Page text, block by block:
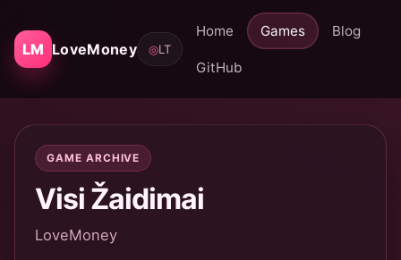
LM LoveMoney
Home Games Blog
GitHub
◎LT
GAME ARCHIVE
Visi Žaidimai
LoveMoney